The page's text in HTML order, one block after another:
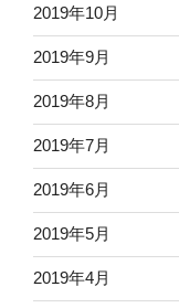
2019年10月
2019年9月
2019年8月
2019年7月
2019年6月
2019年5月
2019年4月